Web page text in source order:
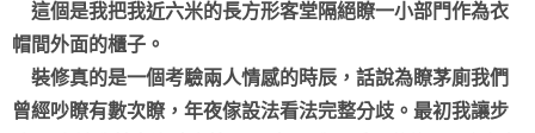
這個是我把我近六米的長方形客堂隔絕瞭一小部門作為衣
帽間外面的櫃子。
裝修真的是一個考驗兩人情感的時辰，話說為瞭茅廁我們
曾經吵瞭有數次瞭，年夜傢設法看法完整分歧。最初我讓步